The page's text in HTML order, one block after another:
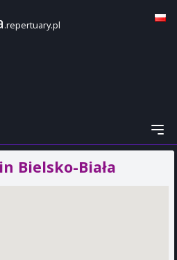
.repertuary.pl
Bielsko-Biała